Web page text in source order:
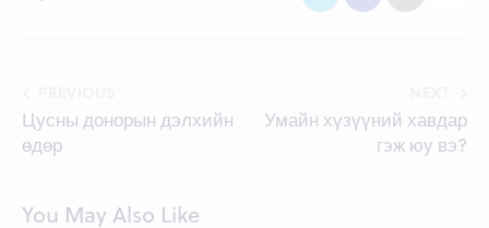
navigation
Цусны донорын дэлхийн
өдөр
Умайн хүзүүний хавдар
гэж юу вэ?
You May Also Like